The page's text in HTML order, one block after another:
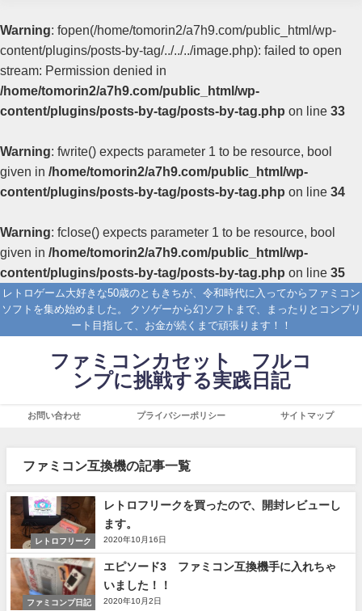
Warning: fopen(/home/tomorin2/a7h9.com/public_html/wp-
content/plugins/posts-by-tag/../../../image.php): failed to open
stream: Permission denied in
/home/tomorin2/a7h9.com/public_html/wp-
content/plugins/posts-by-tag/posts-by-tag.php on line 33
Warning: fwrite() expects parameter 1 to be resource, bool
given in /home/tomorin2/a7h9.com/public_html/wp-
content/plugins/posts-by-tag/posts-by-tag.php on line 34
Warning: fclose() expects parameter 1 to be resource, bool
given in /home/tomorin2/a7h9.com/public_html/wp-
content/plugins/posts-by-tag/posts-by-tag.php on line 35
レトロゲーム大好きな50歳のともきちが、令和時代に入ってからファミコン
ソフトを集め始めました。 クソゲーから幻ソフトまで、まったりとコンプリ
ート目指して、お金が続くまで頑張ります！！
ファミコンカセット フルコ
ンプに挑戦する実践日記
お問い合わせ プライバシーポリシー サイトマップ
ファミコン互換機の記事一覧
レトロフリーク
レトロフリークを買ったので、開封レビューし
ます。
2020年10月16日
ファミコンプ日記
エピソード3 ファミコン互換機手に入れちゃ
いました！！
2020年10月2日